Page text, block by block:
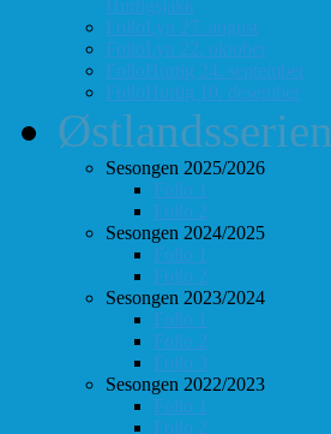
Hurtigsjakk
FolloLyn 27. august
FolloLyn 22. oktober
FolloHurtig 24. september
FolloHurtig 10. desember
Østlandsserien
Sesongen 2025/2026
Follo 1
Follo 2
Sesongen 2024/2025
Follo 1
Follo 2
Sesongen 2023/2024
Follo 1
Follo 2
Follo 3
Sesongen 2022/2023
Follo 1
Follo 2